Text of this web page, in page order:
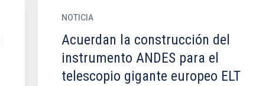
NOTICIA
Acuerdan la construcción del
instrumento ANDES para el
telescopio gigante europeo ELT